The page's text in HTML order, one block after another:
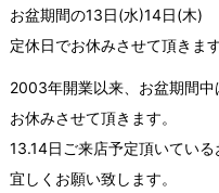
お盆期間の13日(水)14日(木)
定休日でお休みさせて頂きます
2003年開業以来、お盆期間
お休みさせて頂きます。
13.14日ご来店予定頂いてい
宜しくお願い致します。